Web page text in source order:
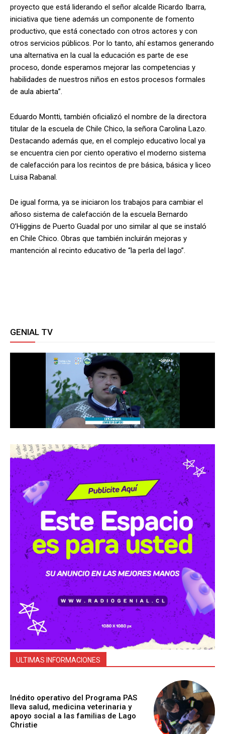
proyecto que está liderando el señor alcalde Ricardo Ibarra,
iniciativa que tiene además un componente de fomento
productivo, que está conectado con otros actores y con
otros servicios públicos. Por lo tanto, ahí estamos generando
una alternativa en la cual la educación es parte de ese
proceso, donde esperamos mejorar las competencias y
habilidades de nuestros niños en estos procesos formales
de aula abierta”.
Eduardo Montti, también oficializó el nombre de la directora
titular de la escuela de Chile Chico, la señora Carolina Lazo.
Destacando además que, en el complejo educativo local ya
se encuentra cien por ciento operativo el moderno sistema
de calefacción para los recintos de pre básica, básica y liceo
Luisa Rabanal.
De igual forma, ya se iniciaron los trabajos para cambiar el
añoso sistema de calefacción de la escuela Bernardo
O’Higgins de Puerto Guadal por uno similar al que se instaló
en Chile Chico. Obras que también incluirán mejoras y
mantención al recinto educativo de “la perla del lago”.
GENIAL TV
ULTIMAS INFORMACIONES
Inédito operativo del Programa PAS
lleva salud, medicina veterinaria y
apoyo social a las familias de Lago
Christie